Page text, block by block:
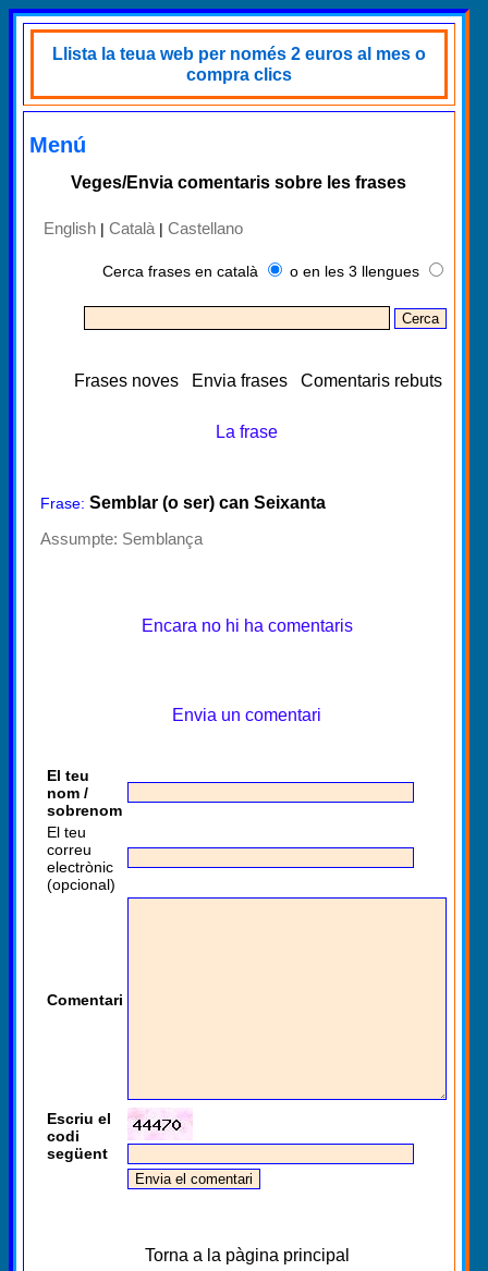
Llista la teua web per només 2 euros al mes o
compra clics
Menú
Veges/Envia comentaris sobre les frases
English | Català | Castellano
Cerca frases en català o en les 3 llengues
Frases noves Envia frases Comentaris rebuts
La frase
Frase: Semblar (o ser) can Seixanta
Assumpte: Semblança
Encara no hi ha comentaris
Envia un comentari
El teu
nom /
sobrenom
El teu
correu
electrònic
(opcional)
Comentari
Escriu el
codi
següent
Torna a la pàgina principal